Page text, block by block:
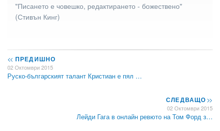
"Писането е човешко, редактирането - божествено"
(Стивън Кинг)
<< ПРЕДИШНО
02 Октомври 2015
Руско-българският талант Кристиан е пял …
СЛЕДВАЩО>>
02 Октомври 2015
Лейди Гага в онлайн ревюто на Том Форд з…